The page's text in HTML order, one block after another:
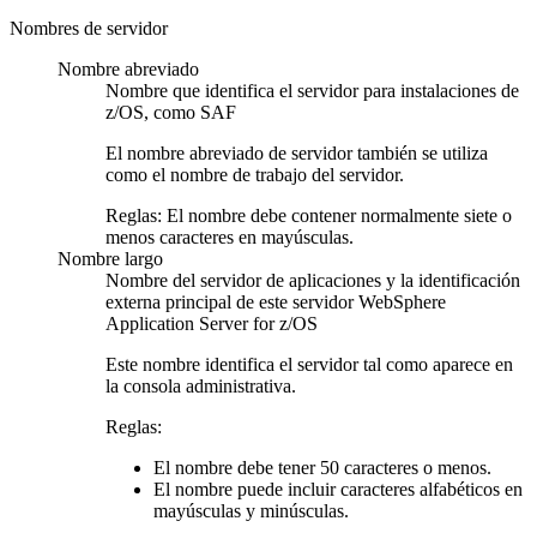
Nombres de servidor
Nombre abreviado
Nombre que identifica el servidor para instalaciones de
z/OS, como SAF
El nombre abreviado de servidor también se utiliza
como el nombre de trabajo del servidor.
Reglas: El nombre debe contener normalmente siete o
menos caracteres en mayúsculas.
Nombre largo
Nombre del servidor de aplicaciones y la identificación
externa principal de este servidor WebSphere
Application Server for z/OS
Este nombre identifica el servidor tal como aparece en
la consola administrativa.
Reglas:
El nombre debe tener 50 caracteres o menos.
El nombre puede incluir caracteres alfabéticos en
mayúsculas y minúsculas.